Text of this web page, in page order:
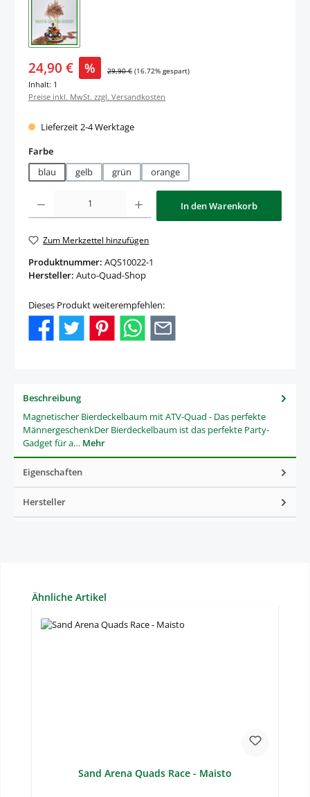
Verkaufspreis:
24,90 € % Regulärer Preis:
29,90 € (16.72% gespart)
Inhalt: 1
Preise inkl. MwSt. zzgl. Versandkosten
Lieferzeit 2-4 Werktage
Farbeauswählen
blau
gelb grün orange
Produkt Anzahl: Gib den gewünschten Wert ein oder benutze die
In den Warenkorb
Zum Merkzettel hinzufügen
Produktnummer: AQS10022-1
Hersteller: Auto-Quad-Shop
Dieses Produkt weiterempfehlen:
Beschreibung
Magnetischer Bierdeckelbaum mit ATV-Quad - Das perfekte
MännergeschenkDer Bierdeckelbaum ist das perfekte Party-
Gadget für a… Mehr
Eigenschaften
Hersteller
Produktgalerie überspringen
Ähnliche Artikel
Sand Arena Quads Race - Maisto